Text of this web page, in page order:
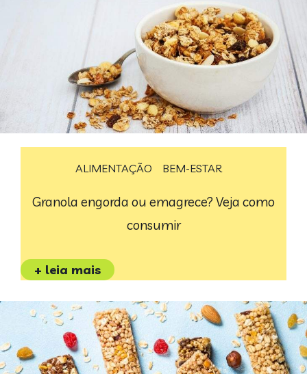
ALIMENTAÇÃO BEM-ESTAR
Granola engorda ou emagrece? Veja como
consumir
+ leia mais